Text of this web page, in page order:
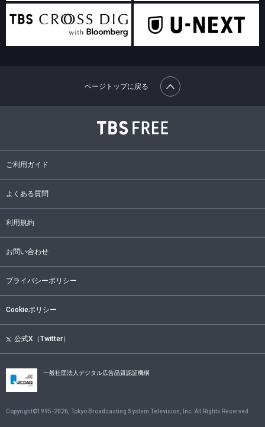
ご利用ガイド
よくある質問
利用規約
お問い合わせ
プライバシーポリシー
Cookieポリシー
公式X（Twitter）
ページトップに戻る
一般社団法人デジタル広告品質認証機構
Copyright©1995-2026 , Tokyo Broadcasting System Television, Inc. All Rights Reserved.